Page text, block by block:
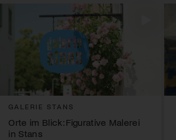
GALERIE STANS
Orte im Blick: Figurative Malerei
in Stans